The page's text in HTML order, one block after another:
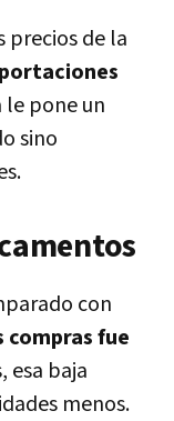
precios de la
le pone un
sino
con
compras fue
esa baja
menos.